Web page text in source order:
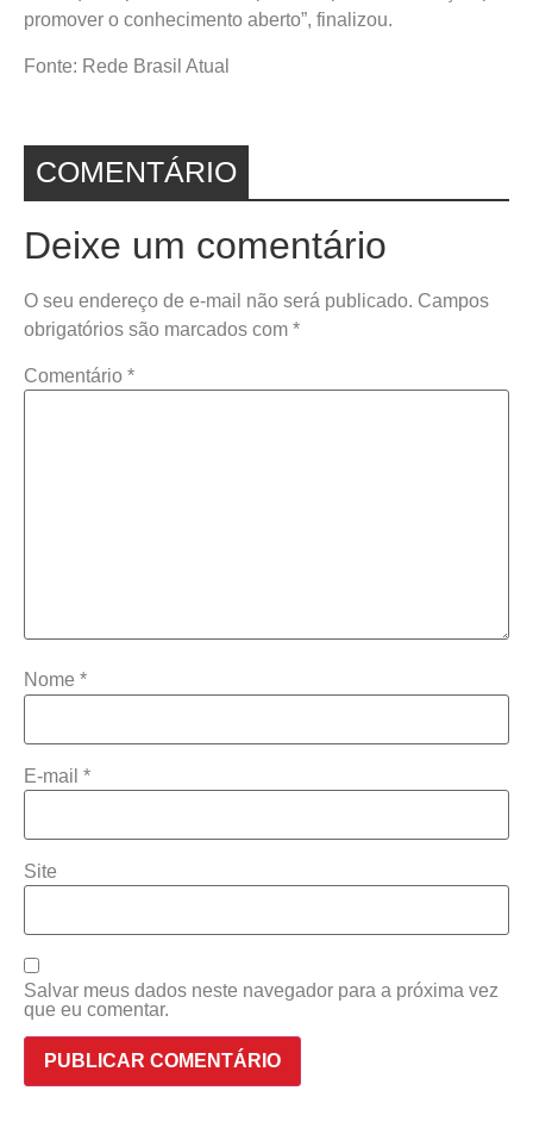
promover o conhecimento aberto”, finalizou.
Fonte: Rede Brasil Atual
COMENTÁRIO
Deixe um comentário
O seu endereço de e-mail não será publicado. Campos
obrigatórios são marcados com *
Comentário *
Nome *
E-mail *
Site
Salvar meus dados neste navegador para a próxima vez
que eu comentar.